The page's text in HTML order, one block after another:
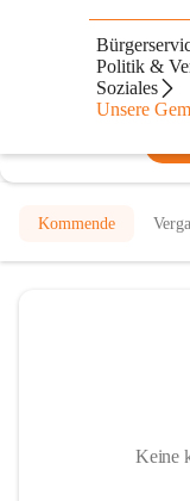
Politik &
Soziales
Unsere
Pfarre
Kommende
Keine